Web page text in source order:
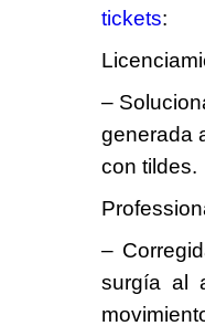
tickets:
–
generada
con tildes.
–
surgía al